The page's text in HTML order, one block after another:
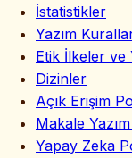
İstatistikler
Yazım
Etik İlkeler ve
Dizinler
Açık Erişim
Makale
Yapay Zeka